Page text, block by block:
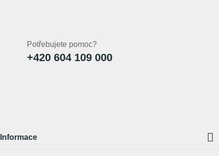
Potřebujete pomoc?
+420 604 109 000
Informace 